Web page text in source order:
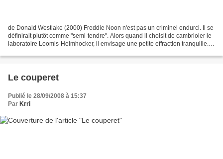
de Donald Westlake (2000) Freddie Noon n'est pas un criminel endurci. Il se
définirait plutôt comme "semi-tendre". Alors quand il choisit de cambrioler le
laboratoire Loomis-Heimhocker, il envisage une petite effraction tranquille.
Le couperet
Publié le 28/09/2008 à 15:37
Par Krri